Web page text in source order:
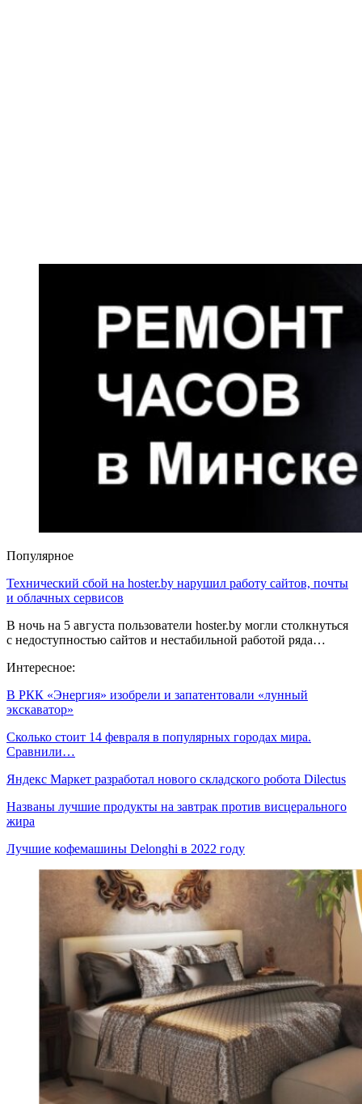
Популярное
Технический сбой на hoster.by нарушил работу сайтов, почты
и облачных сервисов
В ночь на 5 августа пользователи hoster.by могли столкнуться
с недоступностью сайтов и нестабильной работой ряда…
Интересное:
В РКК «Энергия» изобрели и запатентовали «лунный
экскаватор»
Сколько стоит 14 февраля в популярных городах мира.
Сравнили…
Яндекс Маркет разработал нового складского робота Dilectus
Названы лучшие продукты на завтрак против висцерального
жира
Лучшие кофемашины Delonghi в 2022 году